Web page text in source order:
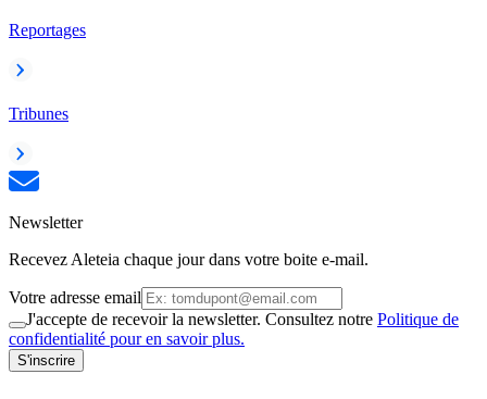
Reportages
Tribunes
Newsletter
Recevez Aleteia chaque jour dans votre boite e-mail.
Votre adresse email
J'accepte de recevoir la newsletter. Consultez notre Politique de
confidentialité pour en savoir plus.
S'inscrire